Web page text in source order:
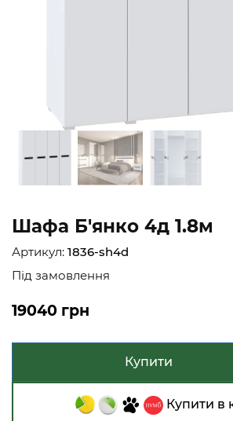
Шафа Б'янко 4д 1.8м
Артикул: 1836-sh4d
Під замовлення
19040 грн
Купити
Купити в